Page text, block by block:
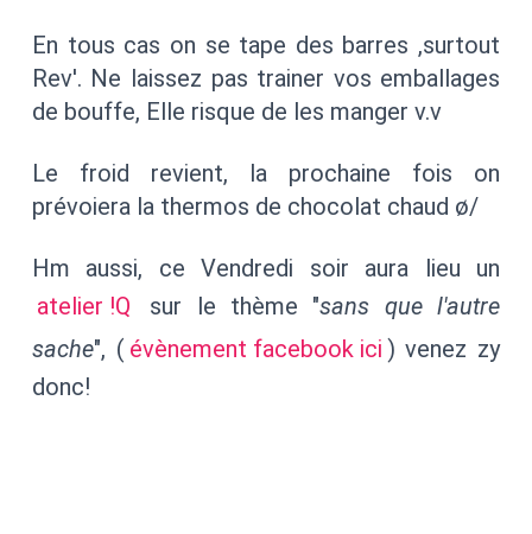
En tous cas on se tape des barres ,surtout
Rev'. Ne laissez pas trainer vos emballages
de bouffe, Elle risque de les manger v.v
Le froid revient, la prochaine fois on
prévoiera la thermos de chocolat chaud ø/
Hm aussi, ce Vendredi soir aura lieu un
atelier !Q
sur le thème "sans que l'autre
sache", ( évènement facebook ici ) venez zy
donc!